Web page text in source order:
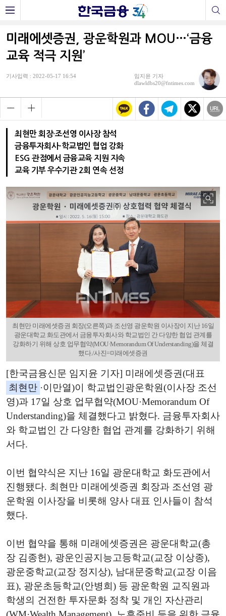
미래에셋증권, 광운학원과 MOU…‘금융
교육 적극 지원’
기사입력 : 2022-05-17 16:54
임지윤 기자
dlawldbs20@fntimes.com
최현만 회장·조선영 이사장 참석
금융투자회사-학교법인 협업 강화
ESG 관점에서 금융교육 지원 지속
교육 기부 우수기관 2회 연속 선정
최현만 미래에셋증권 회장(오른쪽)과 조선영 광운학원 이사장이 지난 16일
광운대학교 화도관에서 금융투자회사와 학교법인 간 다양한 협업 관계를
강화하기 위해 상호 업무협약(MOU·Memorandum Of Understanding)을 체결
했다./사진=미래에셋증권
[한국금융신문 임지윤 기자] 미래에셋증권(대표
최현만 ·이만열)이 학교법인광운학원(이사장 조선
영)과 17일 상호 업무협약(MOU·Memorandum Of
Understanding)을 체결했다고 밝혔다. 금융투자회사
와 학교법인 간 다양한 협업 관계를 강화하기 위해
서다.
이번 협약식은 지난 16일 광운대학교 화도관에서
진행됐다. 최현만 미래에셋증권 회장과 조선영 광
운학원 이사장을 비롯해 양사 대표 인사들이 참석
했다.
이번 협약을 통해 미래에셋증권은 광운대학교(총
장 김종헌), 광운인공지능고등학교(교장 이상종),
광운중학교(교장 정지상), 남대문중학교(교장 이음
표), 광운초등학교(안병희) 등 광운학원 교직원과
학생의 건전한 투자문화 정착 및 개인 자산관리